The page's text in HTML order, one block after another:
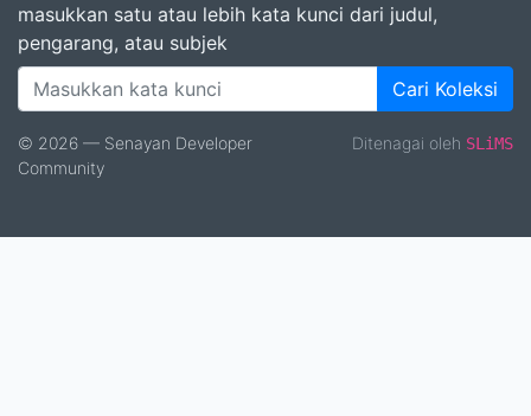
masukkan satu atau lebih kata kunci dari judul,
pengarang, atau subjek
Cari Koleksi
© 2026 — Senayan Developer
Community
Ditenagai oleh SLiMS